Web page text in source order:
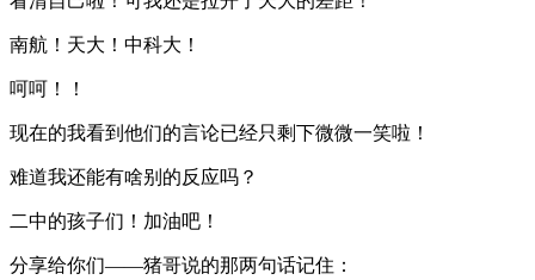
南航！天大！中科大！
呵呵！！
现在的我看到他们的言论已经只剩下微微一笑啦！
难道我还能有啥别的反应吗？
二中的孩子们！加油吧！
分享给你们——猪哥说的那两句话记住：